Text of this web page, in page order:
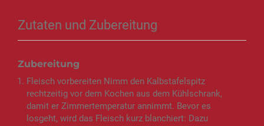
Zutaten und Zubereitung
Zubereitung
Fleisch vorbereiten Nimm den Kalbstafelspitz
rechtzeitig vor dem Kochen aus dem Kühlschrank,
damit er Zimmertemperatur annimmt. Bevor es
losgeht, wird das Fleisch kurz blanchiert: Dazu